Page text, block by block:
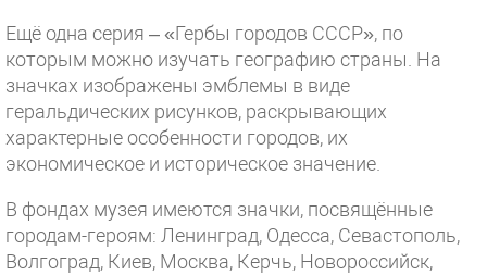
Ещё одна серия – «Гербы городов СССР», по
которым можно изучать географию страны. На
значках изображены эмблемы в виде
геральдических рисунков, раскрывающих
характерные особенности городов, их
экономическое и историческое значение.
В фондах музея имеются значки, посвящённые
городам-героям: Ленинград, Одесса, Севастополь,
Волгоград, Киев, Москва, Керчь, Новороссийск,